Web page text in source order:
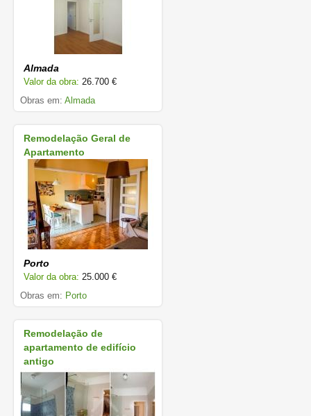
Almada
Valor da obra: 26.700 €
Obras em: Almada
Remodelação Geral de
Apartamento
Porto
Valor da obra: 25.000 €
Obras em: Porto
Remodelação de
apartamento de edifício
antigo